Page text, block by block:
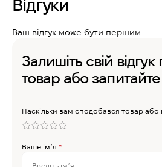
Відгуки
Ваш відгук може бути першим
Залишіть свій
товар або запитайте
Наскільки вам сподобався товар або
Ваше імʼя *